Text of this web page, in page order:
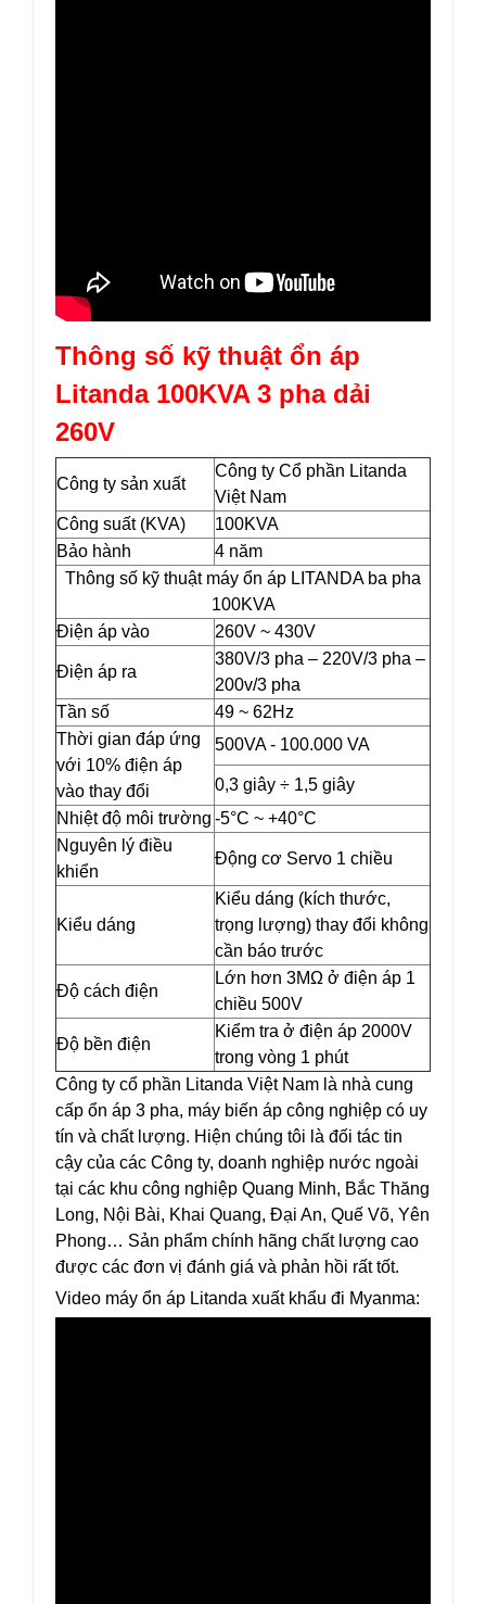
Thông số kỹ thuật ổn áp
Litanda 100KVA 3 phadải
260V
Công ty sản xuất
Công ty Cổ phần Litanda
Việt Nam
Công suất (KVA)
100KVA
Bảo hành
4 năm
Thông số kỹ thuật máy ổn áp LITANDA ba pha
100KVA
Điện áp vào
260V ~ 430V
Điện áp ra
380V/3 pha – 220V/3 pha –
200v/3 pha
Tần số
49 ~ 62Hz
Thời gian đáp ứng
với 10% điện áp
vào thay đổi
500VA - 100.000 VA
0,3 giây ÷ 1,5 giây
Nhiệt độ môi trường -5°C ~ +40°C
Nguyên lý điều
khiển
Động cơ Servo 1 chiều
Kiểu dáng
Kiểu dáng (kích thước,
trọng lượng) thay đổi không
cần báo trước
Độ cách điện
Lớn hơn 3MΩ ở điện áp 1
chiều 500V
Độ bền điện
Kiểm tra ở điện áp 2000V
trong vòng 1 phút
Công ty cổ phần Litanda Việt Nam là nhà cung
cấp ổn áp 3 pha, máy biến áp công nghiệp có uy
tín và chất lượng. Hiện chúng tôi là đối tác tin
cậy của các Công ty, doanh nghiệp nước ngoài
tại các khu công nghiệp Quang Minh, Bắc Thăng
Long, Nội Bài, Khai Quang, Đại An, Quế Võ, Yên
Phong… Sản phẩm chính hãng chất lượng cao
được các đơn vị đánh giá và phản hồi rất tốt.
Video máy ổn áp Litanda xuất khẩu đi Myanma: